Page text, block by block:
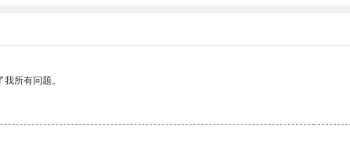
所有问题。